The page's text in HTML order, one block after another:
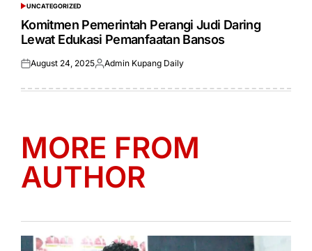
POSTED
IN
UNCATEGORIZED
Komitmen Pemerintah Perangi Judi Daring
Lewat Edukasi Pemanfaatan Bansos
Posted
August 24, 2025Posted
Admin Kupang Daily
MORE FROM
AUTHOR